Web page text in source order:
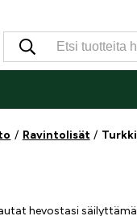
Ravintolisät Turkki
hevostasi